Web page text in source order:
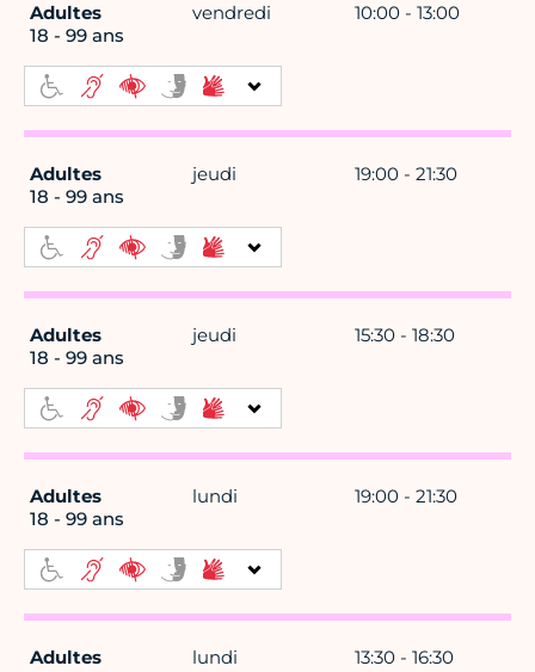
Adultes
18 - 99 ans
vendredi 10:00 - 13:00
Adultes
18 - 99 ans
jeudi 19:00 - 21:30
Adultes
18 - 99 ans
jeudi 15:30 - 18:30
Adultes
18 - 99 ans
lundi 19:00 - 21:30
Adultes
lundi 13:30 - 16:30